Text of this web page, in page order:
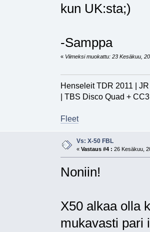
kun UK:sta;)
-Samppa
« Viimeksi muokattu: 23 Kesäkuu,
Henseleit TDR 2011 |
| TBS Disco Quad +
Fleet
Vs: X-50 FBL
« Vastaus #4 : 26 Kesäkuu,
Noniin!
X50 alkaa olla
mukavasti pari